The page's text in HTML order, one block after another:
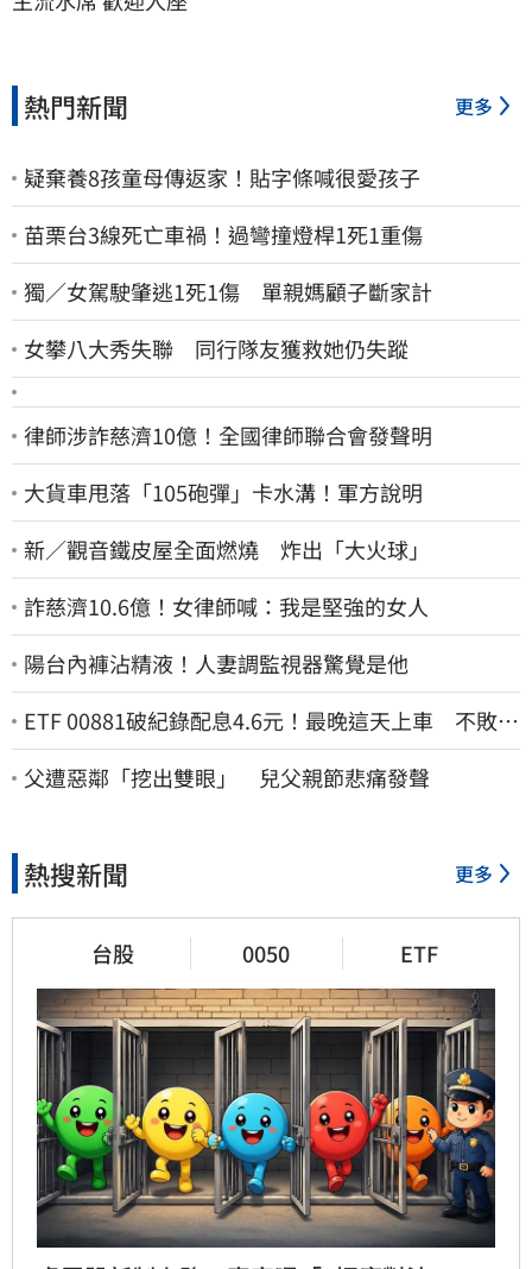
熱門新聞 更多
疑棄養8孩童母傳返家！貼字條喊很愛孩子
苗栗台3線死亡車禍！過彎撞燈桿1死1重傷
獨／女駕駛肇逃1死1傷 單親媽顧子斷家計
女攀八大秀失聯 同行隊友獲救她仍失蹤
律師涉詐慈濟10億！全國律師聯合會發聲明
大貨車甩落「105砲彈」卡水溝！軍方說明
新／觀音鐵皮屋全面燃燒 炸出「大火球」
詐慈濟10.6億！女律師喊：我是堅強的女人
陽台內褲沾精液！人妻調監視器驚覺是他
ETF 00881破紀錄配息4.6元！最晚這天上車 不敗教
主讚：表現超越0050
父遭惡鄰「挖出雙眼」 兒父親節悲痛發聲
熱搜新聞 更多
台股 0050 ETF